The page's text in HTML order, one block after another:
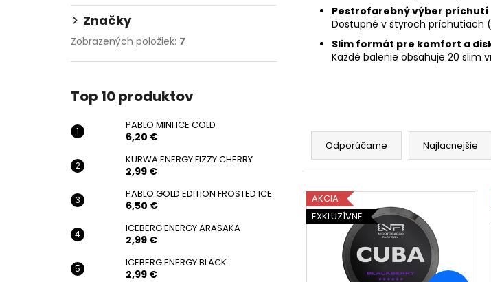
Značky
Zobrazených položiek: 7
Top 10 produktov
PABLO MINI ICE COLD
6,20 €
KURWA ENERGY FIZZY CHERRY
2,99 €
PABLO GOLD EDITION FROSTED ICE
6,50 €
ICEBERG ENERGY ARASAKA
2,99 €
ICEBERG ENERGY BLACK
2,99 €
Pestrofarebný výber príchutí
Dostupné v štyroch príchutiach
Slim formát pre komfort a
Každé balenie obsahuje 20 slim
R
d
n
i
Odporúčame Najlacnejšie
V
ý
p
AKCIA
EXKLUZÍVNE